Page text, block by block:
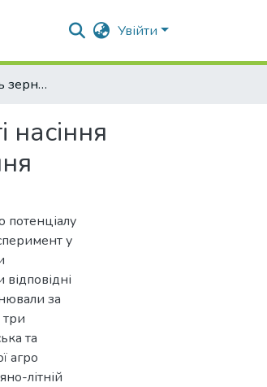
Увійти
Урожайність, якість зерна та посівні властивості насіння сортів пшениці озимої залежно погодних умов вирощування
насіння
у
за
та
агро
літній